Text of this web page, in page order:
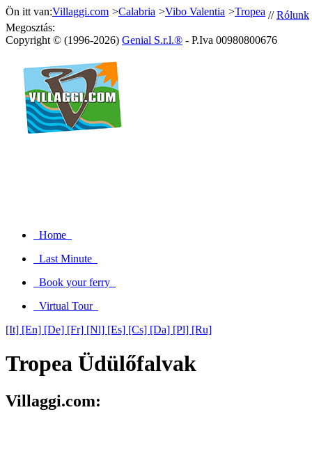
Ön itt van:Villaggi.com >Calabria >Vibo Valentia >Tropea //Rólunk
Megosztás:
Copyright © (1996-2026) Genial S.r.l.® - P.Iva 00980800676
Home
Last Minute
Book your ferry
Virtual Tour
[It] [En] [De] [Fr] [Nl] [Es] [Cs] [Da] [Pl] [Ru]
Tropea Üdülőfalvak
Villaggi.com: